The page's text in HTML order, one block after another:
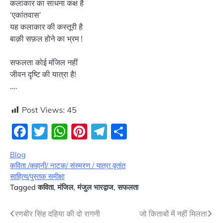
कलाकार का साधना कक्ष है
‘एकांतवास’
यह कलाकार की कस्तूरी है
बाक़ी सफ़ल होने का भ्रम !
सफलता कोई मंजिल नहीं
जीवन दृष्टि की यात्रा है!
….
Post Views: 45
Facebook
Twitter
WhatsApp
Pinterest
Telegram
Blog
कविता /कहानी/ नाटक/ संस्मरण / यात्रा वृतांत
साहित्य/पुस्तक समीक्षा
Taggedकविता,मंजिल,मंजुल भारद्वाज,सफलता
Post
रणबीर सिंह दहिया की दो रागनी जो किताबों में नहीं मिलता